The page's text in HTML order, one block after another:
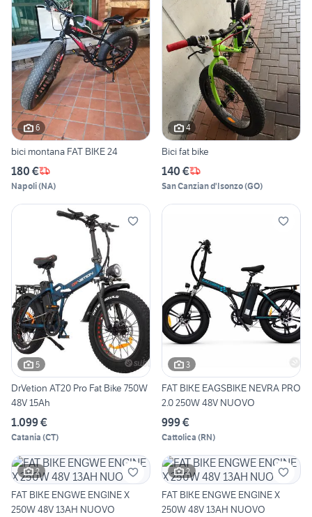
6
bici montana FAT BIKE 24
180 €
Napoli(NA)
4
Bici fat bike
140 €
San Canzian d'Isonzo(GO)
5
DrVetion AT20 Pro Fat Bike 750W
48V 15Ah
1.099 €
Catania (CT)
3
FAT BIKE EAGSBIKE NEVRA PRO
2.0 250W 48V NUOVO
999 €
Cattolica (RN)
2
FAT BIKE ENGWE ENGINE X
250W 48V 13AH NUOVO
2
FAT BIKE ENGWE ENGINE X
250W 48V 13AH NUOVO